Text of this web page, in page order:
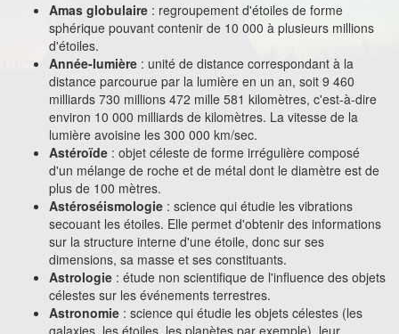
Amas globulaire : regroupement d'étoiles de forme
sphérique pouvant contenir de 10 000 à plusieurs millions
d'étoiles.
Année-lumière : unité de distance correspondant à la
distance parcourue par la lumière en un an, soit 9 460
milliards 730 millions 472 mille 581 kilomètres, c'est-à-dire
environ 10 000 milliards de kilomètres. La vitesse de la
lumière avoisine les 300 000 km/sec.
Astéroïde : objet céleste de forme irrégulière composé
d'un mélange de roche et de métal dont le diamètre est de
plus de 100 mètres.
Astéroséismologie : science qui étudie les vibrations
secouant les étoiles. Elle permet d'obtenir des informations
sur la structure interne d'une étoile, donc sur ses
dimensions, sa masse et ses constituants.
Astrologie : étude non scientifique de l'influence des objets
célestes sur les événements terrestres.
Astronomie : science qui étudie les objets célestes (les
galaxies, les étoiles, les planètes par exemple), leur